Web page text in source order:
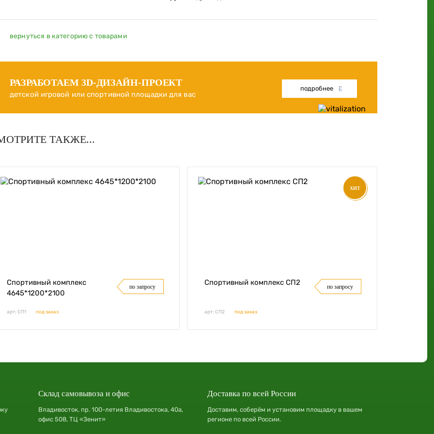
вернуться в категорию с товарами
РАЗРАБОТАЕМ 3D-ДИЗАЙН-ПРОЕКТ
детской игровой или спортивной площадки для вас
подробнее
ТАКЖЕ...
Спортивный комплекс
4645*1200*2100
по запросу
арт: СП1 под заказ
ХИТ
Спортивный комплекс СП2 по запросу
арт: СП2 под заказ
Склад самовывоза и офис
Владивосток, пр. 100-летия Владивостока, 40а,
офис 508, ТЦ «Зенит»
Доставка по всей России
Доставим, соберём и установим площадку в вашем
регионе по всей России.